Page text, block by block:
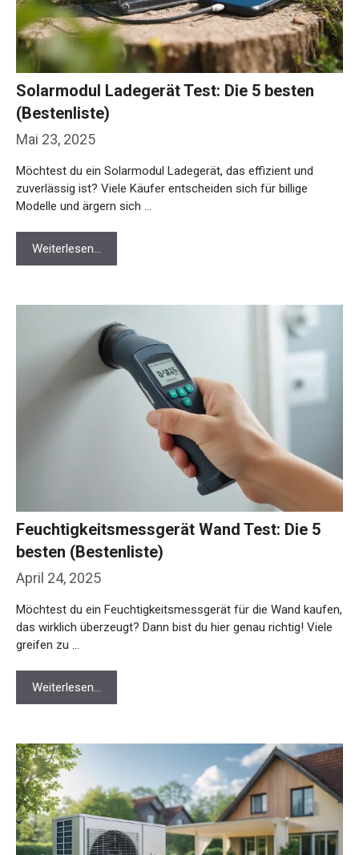
Mai 23, 2025
Solarmodul Ladegerät Test: Die 5 besten
(Bestenliste)
Möchtest du ein Solarmodul Ladegerät, das effizient und
zuverlässig ist? Viele Käufer entscheiden sich für billige
Modelle und ärgern sich …
Weiterlesen…
April 24, 2025
Feuchtigkeitsmessgerät Wand Test: Die 5
besten (Bestenliste)
Möchtest du ein Feuchtigkeitsmessgerät für die Wand kaufen,
das wirklich überzeugt? Dann bist du hier genau richtig! Viele
greifen zu …
Weiterlesen…